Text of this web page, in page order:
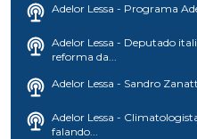
Adelor Lessa - Programa
Adelor Lessa - Deputado
reforma da...
Adelor Lessa - Sandro
Adelor Lessa -
falando...